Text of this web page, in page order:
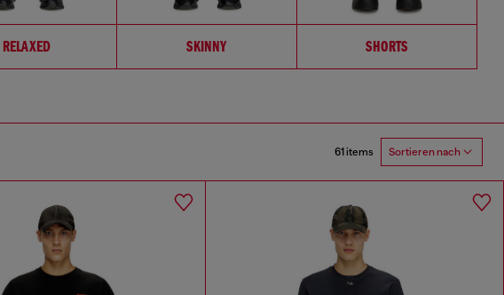
RELAXED SKINNY SHORTS
61 items Sortieren nach